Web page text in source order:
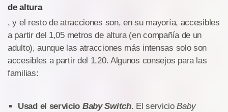
de altura
, y el resto de atracciones son, en su mayoría, accesibles
a partir del 1,05 metros de altura (en compañía de un
adulto), aunque las atracciones más intensas solo son
accesibles a partir del 1,20. Algunos consejos para las
familias:
Usad el servicio Baby Switch. El servicioBaby